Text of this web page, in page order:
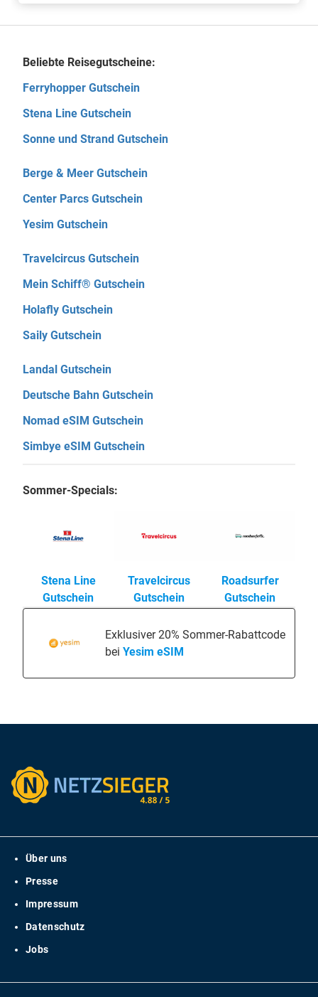
Beliebte Reisegutscheine:
Ferryhopper Gutschein
Stena Line Gutschein
Sonne und Strand Gutschein
Berge & Meer Gutschein
Center Parcs Gutschein
Yesim Gutschein
Travelcircus Gutschein
Mein Schiff® Gutschein
Holafly Gutschein
Saily Gutschein
Landal Gutschein
Deutsche Bahn Gutschein
Nomad eSIM Gutschein
Simbye eSIM Gutschein
Sommer-Specials:
Stena Line
Gutschein
Travelcircus
Gutschein
Roadsurfer
Gutschein
Exklusiver 20% Sommer-Rabattcode
bei Yesim eSIM
Über uns
Presse
Impressum
Datenschutz
Jobs